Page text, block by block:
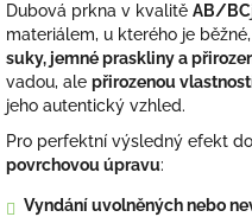
Dubová prkna v kvalitě AB/BC
materiálem, u kterého je
suky, jemné praskliny a
vadou, ale přirozenou
jeho autentický vzhled.
Pro perfektní výsledný efekt
povrchovou úpravu:
Vyndání uvolněných nebo